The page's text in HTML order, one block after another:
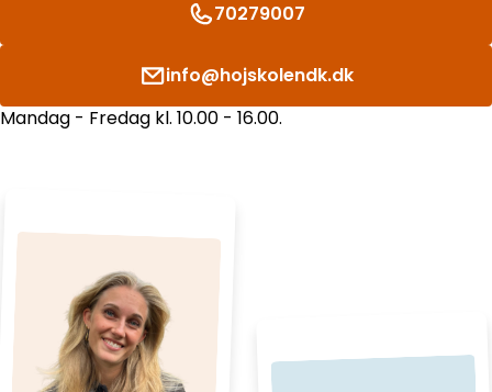
70279007
info@hojskolendk.dk
Mandag - Fredag kl. 10.00 - 16.00.